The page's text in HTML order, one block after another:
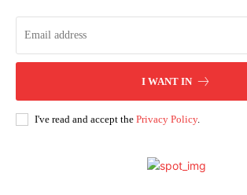
I WANT IN
I've read and accept the Privacy Policy.